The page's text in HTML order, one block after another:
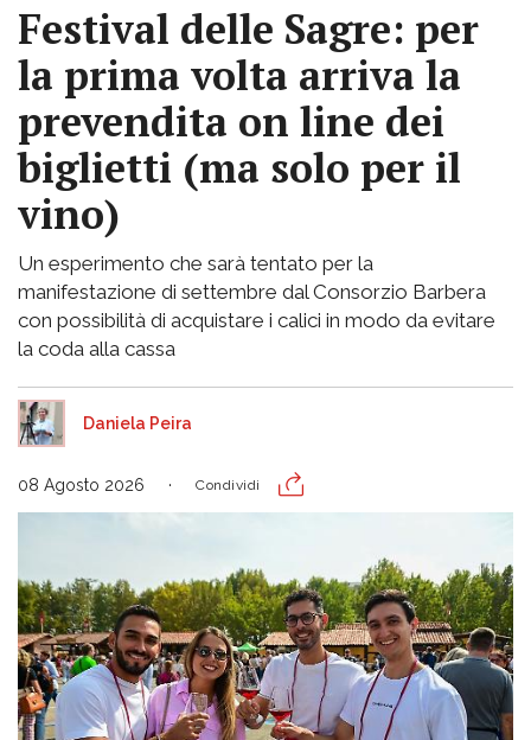
Festival delle Sagre: per
la prima volta arriva la
prevendita on line dei
biglietti (ma solo per il
vino)
Un esperimento che sarà tentato per la
manifestazione di settembre dal Consorzio Barbera
con possibilità di acquistare i calici in modo da evitare
la coda alla cassa
Daniela Peira
08 Agosto 2026 Condividi